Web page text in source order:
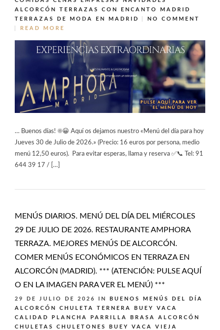
ALCORCÓN
TERRAZAS CON ENCANTO MADRID
TERRAZAS DE MODA EN MADRID
NO COMMENT
READ MORE
… Buenos días! ☀️😀 Aquí os dejamos nuestro «Menú del día para hoy
Jueves 30 de Julio de 2026.» (Precio: 16 euros por persona, medio
menú 12,50 euros). Para evitar esperas, llama y reserva ✅📞 Tel: 91
644 39 17 / […]
MENÚS DIARIOS. MENÚ DEL DÍA DEL MIÉRCOLES
29 DE JULIO DE 2026. RESTAURANTE AMPHORA
TERRAZA. MEJORES MENÚS DE ALCORCÓN.
COMER MENÚS ECONÓMICOS EN TERRAZA EN
ALCORCÓN (MADRID). *** (ATENCIÓN: PULSE AQUÍ
O EN LA IMAGEN PARA VER EL MENÚ) ***
29 DE JULIO DE 2026 IN
BUENOS MENÚS DEL DÍA
ALCORCÓN
CHULETA TERNERA BUEY VACA
CALIDAD PLANCHA PARRILLA BRASA ALCORCÓN
CHULETAS CHULETONES BUEY VACA VIEJA